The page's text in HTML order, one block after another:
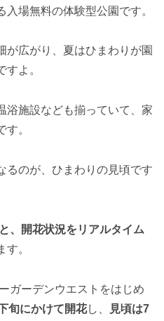
場無料の体験型公園です。
が広がり、夏はひまわりが園
よ。
浴施設なども揃っていて、家
。
るのが、ひまわりの見頃です
、開花状況をリアルタイム
す。
ガーデンウエストをはじめ
旬にかけて開花し、
見頃は7